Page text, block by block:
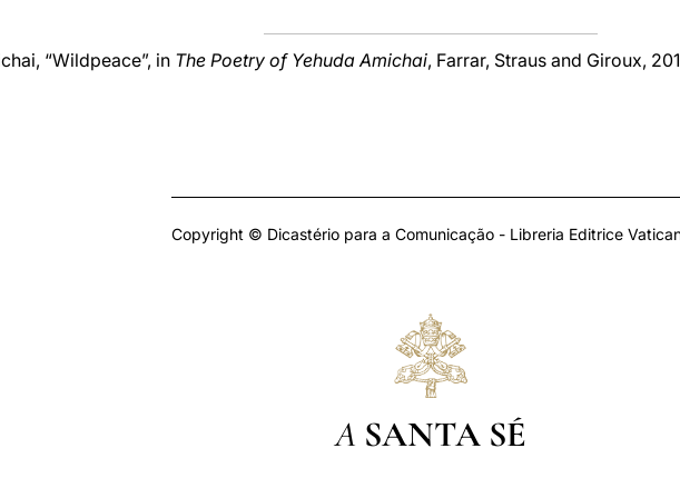
“Wildpeace”, in The Poetry of Yehuda Amichai, Farrar, Straus and Giroux,
Copyright © Dicastério para a Comunicação - Libreria Editrice
A SANTA SÉ